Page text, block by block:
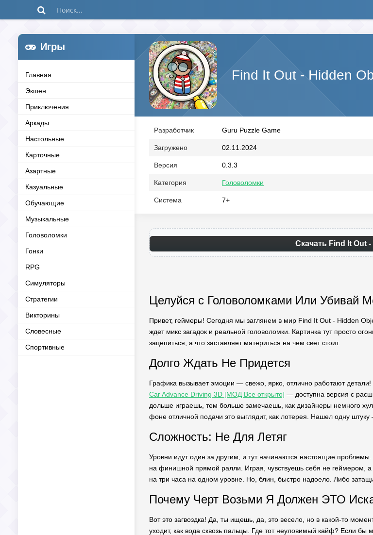
Игры
Главная
Экшен
Приключения
Аркады
Настольные
Карточные
Азартные
Казуальные
Обучающие
Музыкальные
Головоломки
Гонки
RPG
Симуляторы
Стратегии
Викторины
Словесные
Спортивные
Find It Out - Hidden
Разработчик Guru Puzzle Game
Загружено 02.11.2024
Версия 0.3.3
Категория Головоломки
Система 7+
Скачать Find It Out
Целуйся с Головоломками Или Убивай
Привет, геймеры! Сегодня мы заглянем в мир Find It Out - Hidden
ждет микс загадок и реальной головоломки. Картинка тут просто
зацепиться, а что заставляет материться на чем свет стоит.
Долго Ждать Не Придется
Графика вызывает эмоции — свежо, ярко, отлично работают
Car Advance Driving 3D [МОД Все открыто] — доступна версия с
дольше играешь, тем больше замечаешь, как дизайнеры немного
фоне отличной подачи это выглядит, как лотерея. Нашел одну
Сложность: Не Для Летяг
Уровни идут один за другим, и тут начинаются настоящие
на финишной прямой ралли. Играя, чувствуешь себя не геймером,
на три часа на одном уровне. Но, блин, быстро надоело. Либо
Почему Черт Возьми Я Должен ЭТО
Вот это загвоздка! Да, ты ищешь, да, это весело, но в какой-то
уходит, как вода сквозь пальцы. Где тот неуловимый кайф? Если